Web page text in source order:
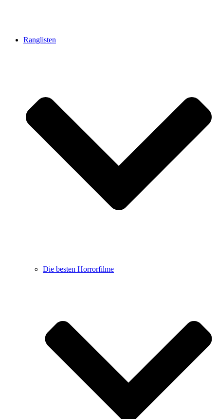
Ranglisten
Die besten Horrorfilme